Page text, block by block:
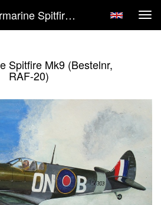
Lex Van Eck - Supermarine Spitfire Mk9 (Bestelnr, RAF-20)
Spitfire Mk9 (Bestelnr,
RAF-20)